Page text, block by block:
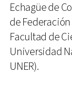
Echagüe de
de
Facultad de
Universidad
UNER).